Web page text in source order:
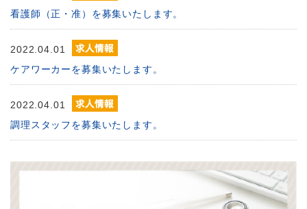
看護師（正・准）を募集いたします。
2022.04.01
ケアワーカーを募集いたします。
2022.04.01
調理スタッフを募集いたします。